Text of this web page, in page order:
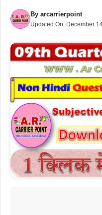
By arcarrierpoint
Updated On: December